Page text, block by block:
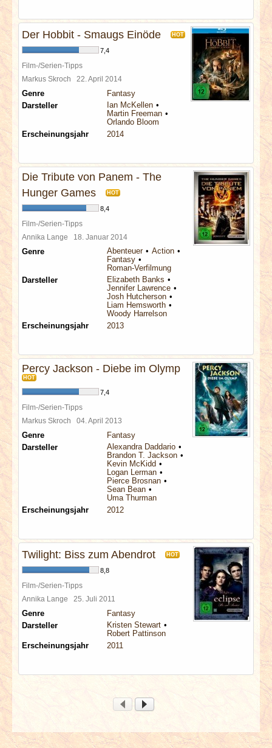
Der Hobbit - Smaugs Einöde HOT
7,4
Film-/Serien-Tipps
Markus Skroch 22. April 2014
Genre
Fantasy
Darsteller
Ian McKellen
Martin Freeman
Orlando Bloom
Erscheinungsjahr
2014
Die Tribute von Panem - The
Hunger Games
HOT
8,4
Film-/Serien-Tipps
Annika Lange 18. Januar 2014
Genre Abenteuer
Action
Fantasy
Roman-Verfilmung
Darsteller
Elizabeth Banks
Jennifer Lawrence
Josh Hutcherson
Liam Hemsworth
Woody Harrelson
Erscheinungsjahr
2013
Percy Jackson - Diebe im Olymp
HOT
7,4
Film-/Serien-Tipps
Markus Skroch 04. April 2013
Genre
Fantasy
Darsteller
Alexandra Daddario
Brandon T. Jackson
Kevin McKidd
Logan Lerman
Pierce Brosnan
Sean Bean
Uma Thurman
Erscheinungsjahr
2012
Twilight: Biss zum Abendrot HOT
8,8
Film-/Serien-Tipps
Annika Lange 25. Juli 2011
Genre
Fantasy
Darsteller
Kristen Stewart
Robert Pattinson
Erscheinungsjahr
2011